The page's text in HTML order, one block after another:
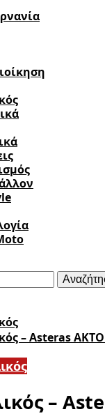
– Asteras
–